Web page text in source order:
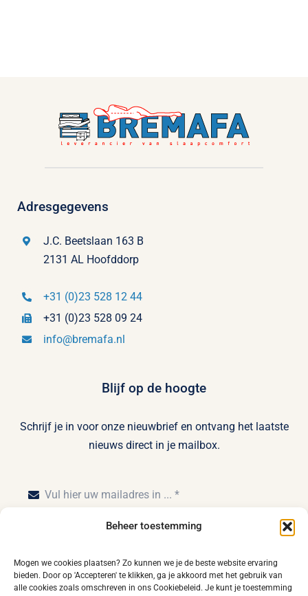
Beheer toestemming
Mogen we cookies plaatsen? Zo kunnen we je de beste website ervaring
bieden. Door op 'Accepteren' te klikken, ga je akkoord met het gebruik van
alle cookies zoals omschreven in ons Cookiebeleid. Je kunt je toestemming
Adresgegevens
J.C. Beetslaan 163 B
2131 AL Hoofddorp
+31 (0)23 528 12 44
+31 (0)23 528 09 24
info@bremafa.nl
Blijf op de hoogte
Schrijf je in voor onze nieuwbrief en ontvang het laatste
nieuws direct in je mailbox.